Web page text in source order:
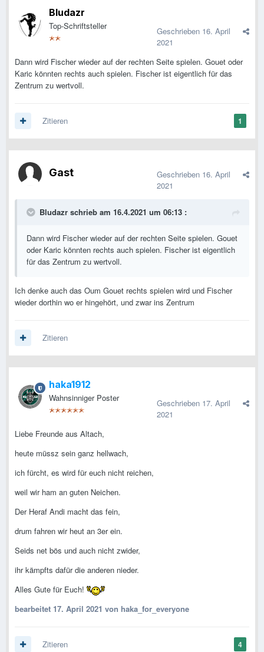
Bludazr
Top-Schriftsteller Geschrieben 16. April
2021
Dann wird Fischer wieder auf der rechten Seite spielen. Gouet oder
Karic könnten rechts auch spielen. Fischer ist eigentlich für das
Zentrum zu wertvoll.
1
Zitieren
Gast Geschrieben 16. April
2021
Bludazr schrieb am 16.4.2021 um 06:13 :
Dann wird Fischer wieder auf der rechten Seite spielen. Gouet
oder Karic könnten rechts auch spielen. Fischer ist eigentlich
für das Zentrum zu wertvoll.
Ich denke auch das Oum Gouet rechts spielen wird und Fischer
wieder dorthin wo er hingehört, und zwar ins Zentrum
Zitieren
haka1912
Wahnsinniger Poster Geschrieben 17. April
2021
Liebe Freunde aus Altach,
heute müssz sein ganz hellwach,
ich fürcht, es wird für euch nicht reichen,
weil wir ham an guten Neichen.
Der Heraf Andi macht das fein,
drum fahren wir heut an 3er ein.
Seids net bös und auch nicht zwider,
ihr kämpfts dafür die anderen nieder.
Alles Gute für Euch!
bearbeitet 17. April 2021 von haka_for_everyone
4
Zitieren